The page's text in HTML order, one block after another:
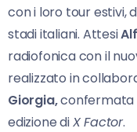
con i loro tour estivi,
stadi italiani. Attesi
radiofonica con il
realizzato in
Giorgia,confermata
edizione diX Factor.